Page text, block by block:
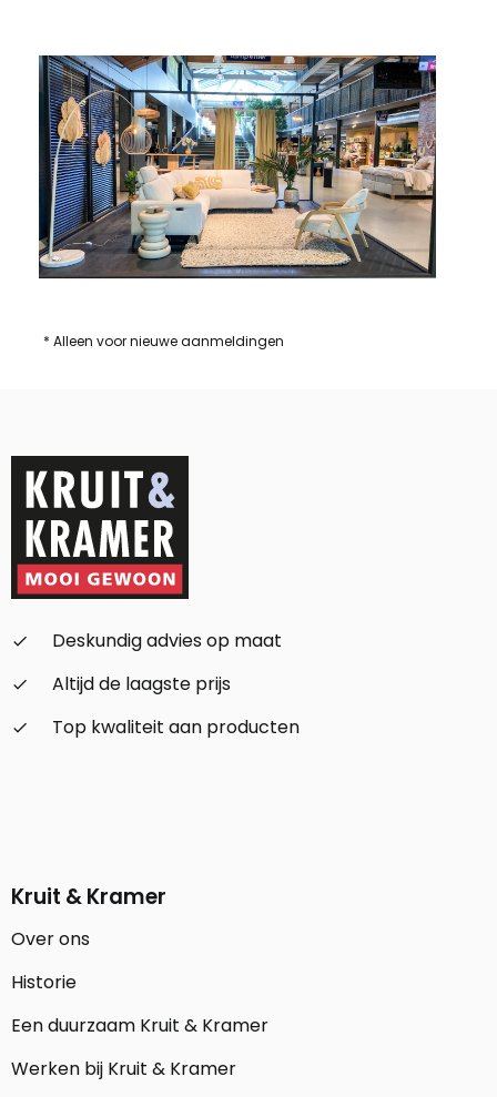
* Alleen voor nieuwe aanmeldingen
check_small
Deskundig advies op maat
check_small
Altijd de laagste prijs
check_small
Top kwaliteit aan producten
Kruit & Kramer
Over ons
Historie
Een duurzaam Kruit & Kramer
Werken bij Kruit & Kramer